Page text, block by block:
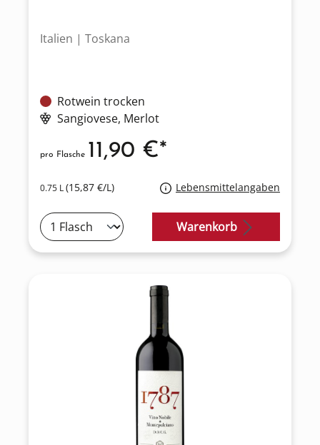
Italien | Toskana
Rotwein trocken
Sangiovese, Merlot
0.75 L(15,87 €/L) Lebensmittelangaben
pro Flasche 11,90 €*
Warenkorb